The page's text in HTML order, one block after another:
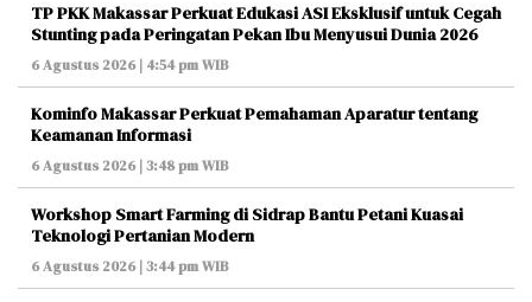
TP PKK Makassar Perkuat Edukasi ASI Eksklusif untuk Cegah
Stunting pada Peringatan Pekan Ibu Menyusui Dunia 2026
6 Agustus 2026 | 4:54 pm WIB
Kominfo Makassar Perkuat Pemahaman Aparatur tentang
Keamanan Informasi
6 Agustus 2026 | 3:48 pm WIB
Workshop Smart Farming di Sidrap Bantu Petani Kuasai
Teknologi Pertanian Modern
6 Agustus 2026 | 3:44 pm WIB